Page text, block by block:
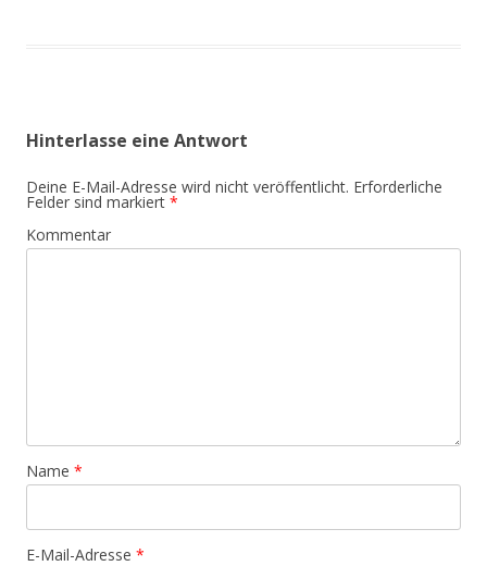
Hinterlasse eine Antwort
Deine E-Mail-Adresse wird nicht veröffentlicht. Erforderliche
Felder sind markiert *
Kommentar
Name *
E-Mail-Adresse *